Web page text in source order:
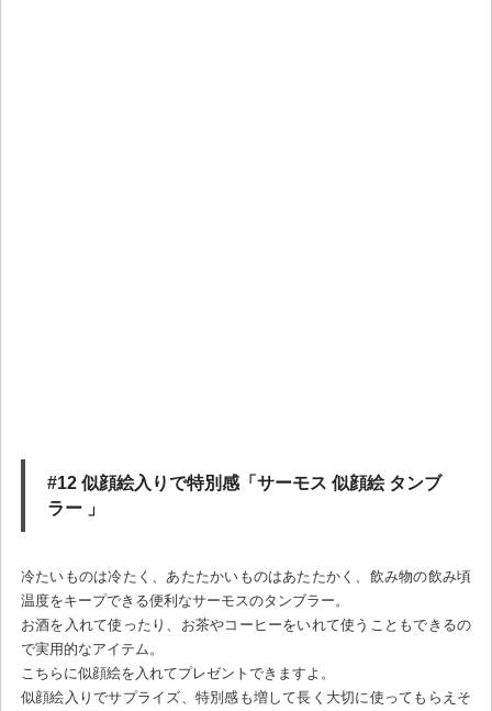
#12 似顔絵入りで特別感「サーモス 似顔絵 タンブ
ラー 」
冷たいものは冷たく、あたたかいものはあたたかく、飲み物の飲み頃
温度をキープできる便利なサーモスのタンブラー。
お酒を入れて使ったり、お茶やコーヒーをいれて使うこともできるの
で実用的なアイテム。
こちらに似顔絵を入れてプレゼントできますよ。
似顔絵入りでサプライズ、特別感も増して長く大切に使ってもらえそ